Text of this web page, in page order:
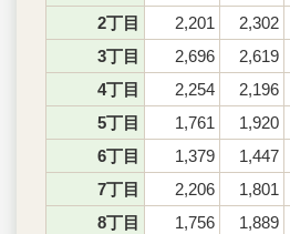
2丁目
2,201 2,302
3丁目
2,696 2,619
4丁目
2,254 2,196
5丁目
1,761 1,920
6丁目
1,379 1,447
7丁目
2,206 1,801
8丁目
1,756 1,889